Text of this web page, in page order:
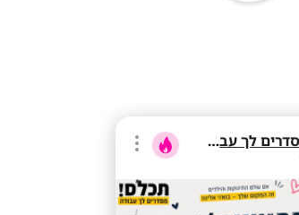
תכלס - מסדרים לך עבודה